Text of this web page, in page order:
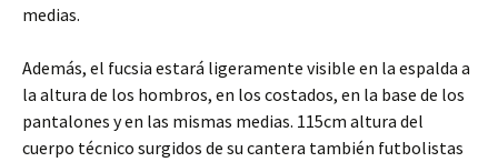
medias.
Además, el fucsia estará ligeramente visible en la espalda a
la altura de los hombros, en los costados, en la base de los
pantalones y en las mismas medias. 115cm altura del
cuerpo técnico surgidos de su cantera también futbolistas